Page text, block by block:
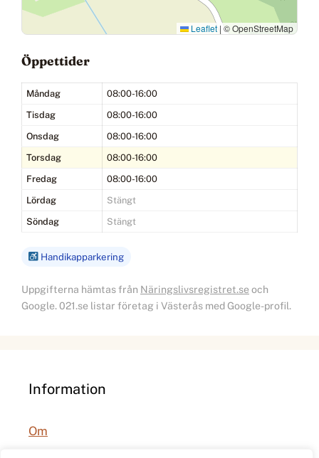
Leaflet | © OpenStreetMap
Öppettider
Måndag
08:00-16:00
Tisdag
08:00-16:00
Onsdag
08:00-16:00
Torsdag
08:00-16:00
Fredag
08:00-16:00
Lördag
Stängt
Söndag
Stängt
Handikapparkering
Uppgifterna hämtas från Näringslivsregistret.se och
Google. 021.se listar företag i Västerås med Google-profil.
Information
Om